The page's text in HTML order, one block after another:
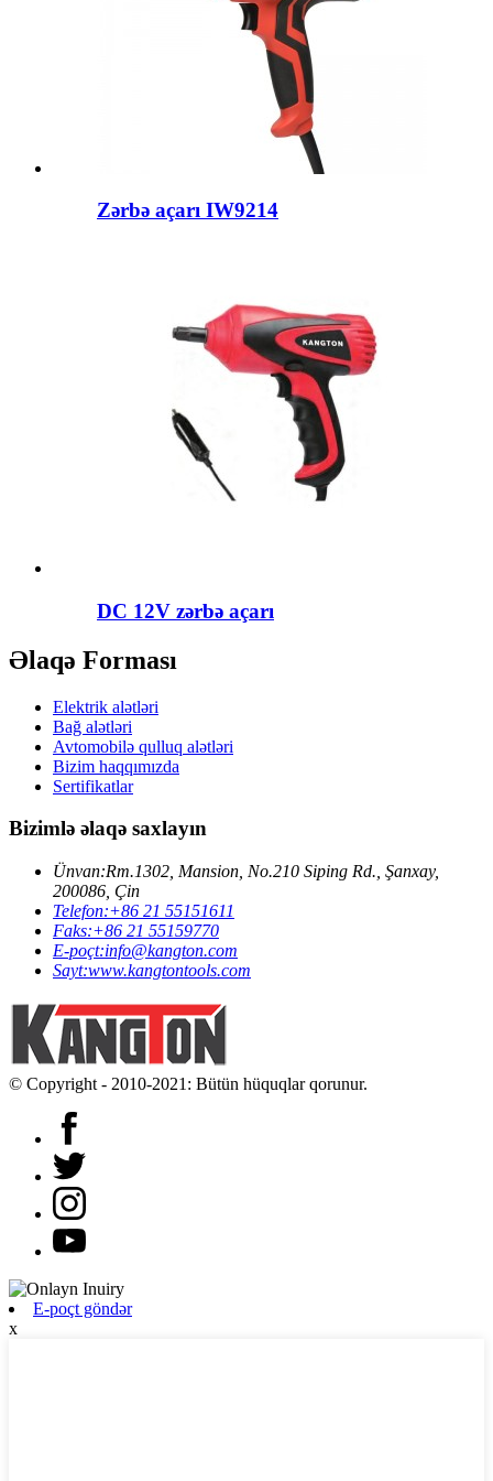
Zərbə açarı IW9214
DC 12V zərbə açarı
Əlaqə Forması
Elektrik alətləri
Bağ alətləri
Avtomobilə qulluq alətləri
Bizim haqqımızda
Sertifikatlar
Bizimlə əlaqə saxlayın
Ünvan:Rm.1302, Mansion, No.210 Siping Rd., Şanxay,
200086, Çin
Telefon:+86 21 55151611
Faks:+86 21 55159770
E-poçt:info@kangton.com
Sayt:www.kangtontools.com
© Copyright - 2010-2021: Bütün hüquqlar qorunur.
E-poçt göndər
x